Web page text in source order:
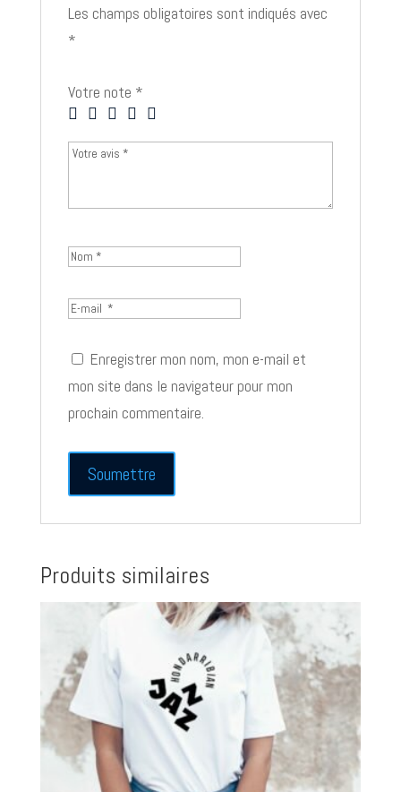
Les champs obligatoires sont indiqués avec
*
Votre note *
Enregistrer mon nom, mon e-mail et
mon site dans le navigateur pour mon
prochain commentaire.
Produits similaires